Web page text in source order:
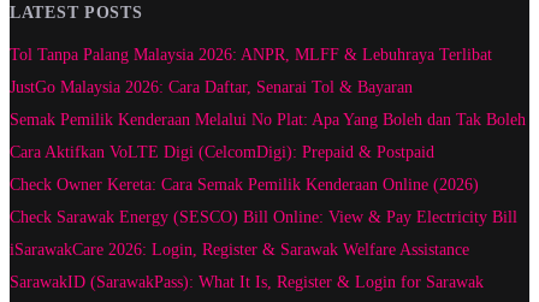
LATEST POSTS
Tol Tanpa Palang Malaysia 2026: ANPR, MLFF & Lebuhraya Terlibat
JustGo Malaysia 2026: Cara Daftar, Senarai Tol & Bayaran
Semak Pemilik Kenderaan Melalui No Plat: Apa Yang Boleh dan Tak Boleh
Cara Aktifkan VoLTE Digi (CelcomDigi): Prepaid & Postpaid
Check Owner Kereta: Cara Semak Pemilik Kenderaan Online (2026)
Check Sarawak Energy (SESCO) Bill Online: View & Pay Electricity Bill
iSarawakCare 2026: Login, Register & Sarawak Welfare Assistance
SarawakID (SarawakPass): What It Is, Register & Login for Sarawak